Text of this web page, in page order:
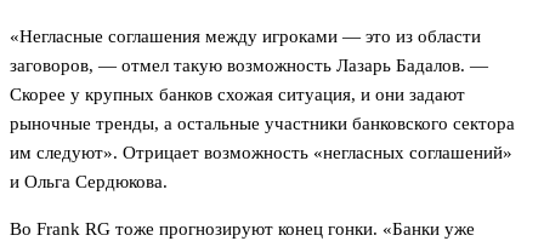
«Негласные соглашения между игроками — это из области
заговоров, — отмел такую возможность Лазарь Бадалов. —
Скорее у крупных банков схожая ситуация, и они задают
рыночные тренды, а остальные участники банковского сектора
им следуют». Отрицает возможность «негласных соглашений»
и Ольга Сердюкова.
Во Frank RG тоже прогнозируют конец гонки. «Банки уже